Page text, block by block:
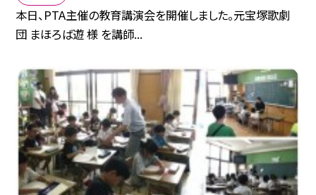
本日、PTA主催の教育講演会を開催しました。元宝塚歌劇
団 まほろば遊 様 を講師...